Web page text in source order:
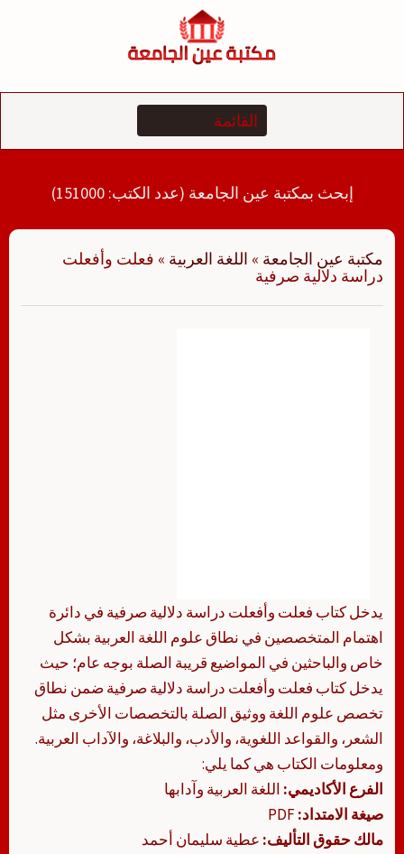
إبحث بمكتبة عين الجامعة (عدد الكتب: 151000)
مكتبة عين الجامعة » اللغة العربية » فعلت وأفعلت
دراسة دلالية صرفية
يدخل كتاب فعلت وأفعلت دراسة دلالية صرفية في دائرة
اهتمام المتخصصين في نطاق علوم اللغة العربية بشكل
خاص والباحثين في المواضيع قريبة الصلة بوجه عام؛ حيث
يدخل كتاب فعلت وأفعلت دراسة دلالية صرفية ضمن نطاق
تخصص علوم اللغة ووثيق الصلة بالتخصصات الأخرى مثل
الشعر، والقواعد اللغوية، والأدب، والبلاغة، والآداب العربية.
ومعلومات الكتاب هي كما يلي:
الفرع الأكاديمي: اللغة العربية وآدابها
صيغة الامتداد:
مالك حقوق التأليف: عطية سليمان أحمد